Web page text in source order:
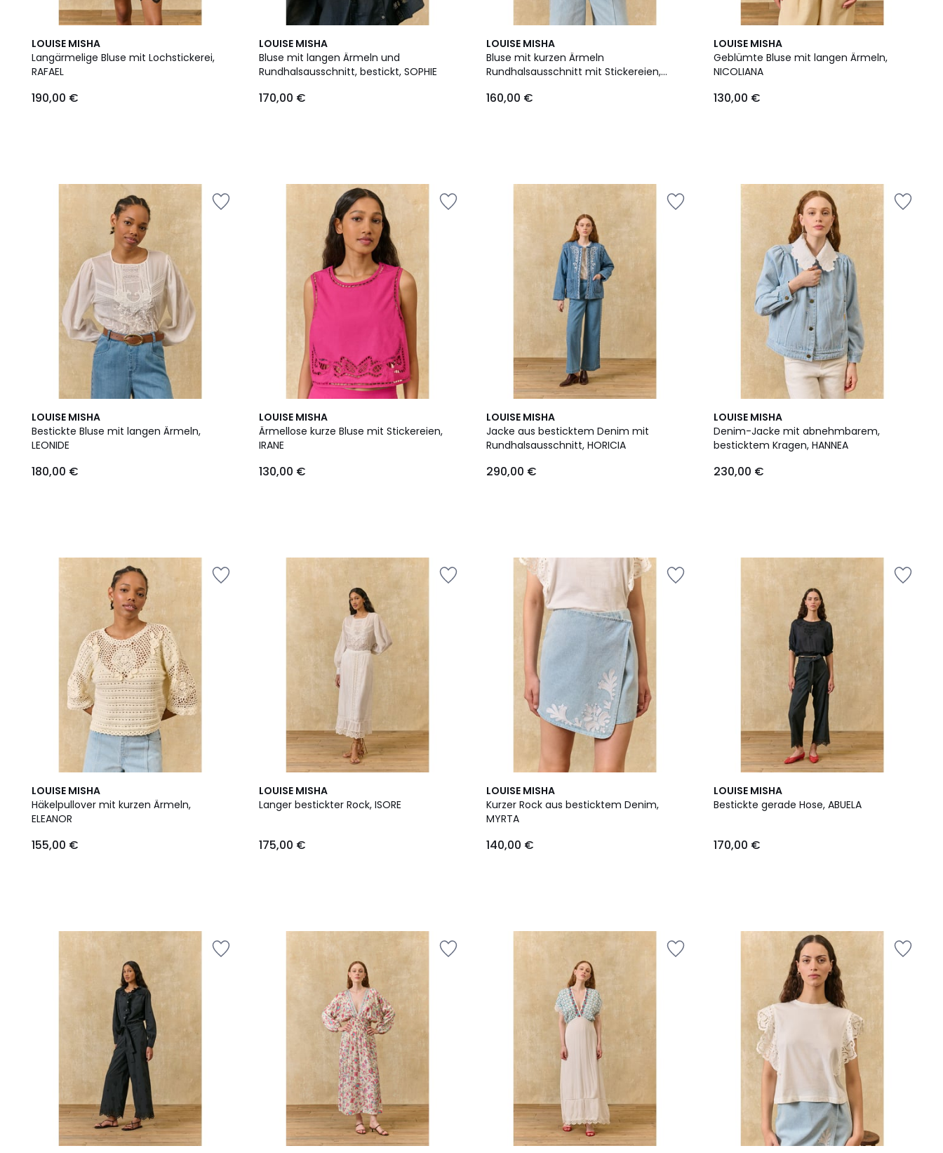
LOUISE MISHA
Langärmelige Bluse mit Lochstickerei,
RAFAEL
190,00 €
LOUISE MISHA
Bluse mit langen Ärmeln und
Rundhalsausschnitt, bestickt, SOPHIE
170,00 €
LOUISE MISHA
Bluse mit kurzen Ärmeln
Rundhalsausschnitt mit Stickereien,
160,00 €
LOUISE MISHA
Geblümte Bluse mit langen Ärmeln,
NICOLIANA
130,00 €
LOUISE MISHA
Bestickte Bluse mit langen Ärmeln,
LEONIDE
180,00 €
LOUISE MISHA
Ärmellose kurze Bluse mit Stickereien,
IRANE
130,00 €
LOUISE MISHA
Jacke aus besticktem Denim mit
Rundhalsausschnitt, HORICIA
290,00 €
LOUISE MISHA
Denim-Jacke mit abnehmbarem,
besticktem Kragen, HANNEA
230,00 €
LOUISE MISHA
Häkelpullover mit kurzen Ärmeln,
ELEANOR
155,00 €
LOUISE MISHA
Langer bestickter Rock, ISORE
175,00 €
LOUISE MISHA
Kurzer Rock aus besticktem Denim,
MYRTA
140,00 €
LOUISE MISHA
Bestickte gerade Hose, ABUELA
170,00 €